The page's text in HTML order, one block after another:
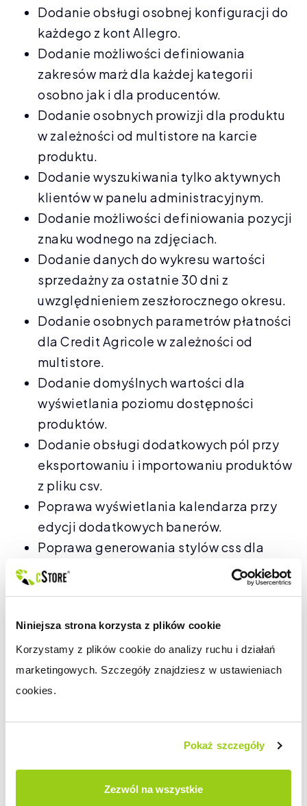
Niniejsza strona korzysta z plików cookie
Korzystamy z plików cookie do analizy ruchu i działań
marketingowych. Szczegóły znajdziesz w ustawieniach
cookies.
Pokaż szczegóły
Zezwól na wszystkie
Dodanie obsługi osobnej konfiguracji do
każdego z kont Allegro.
Dodanie możliwości definiowania
zakresów marż dla każdej kategorii
osobno jak i dla producentów.
Dodanie osobnych prowizji dla produktu
w zależności od multistore na karcie
produktu.
Dodanie wyszukiwania tylko aktywnych
klientów w panelu administracyjnym.
Dodanie możliwości definiowania pozycji
znaku wodnego na zdjęciach.
Dodanie danych do wykresu wartości
sprzedażny za ostatnie 30 dni z
uwzględnieniem zeszłorocznego okresu.
Dodanie osobnych parametrów płatności
dla Credit Agricole w zależności od
multistore.
Dodanie domyślnych wartości dla
wyświetlania poziomu dostępności
produktów.
Dodanie obsługi dodatkowych pól przy
eksportowaniu i importowaniu produktów
z pliku csv.
Poprawa wyświetlania kalendarza przy
edycji dodatkowych banerów.
Poprawa generowania stylów css dla
indywidualnych szablonów opartych o
SCSS.
wartością liczbową w panelu
administracyjnym.
Poprawa wyświetlania oferty tygodnia
dla nowego szablonu oraz poprawa
blogowych z menu bocznym.
Poprawa wyświetlania cen w trybie